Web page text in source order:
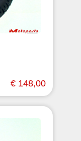
€ 148,00